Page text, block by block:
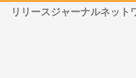
リリースジャーナルネット